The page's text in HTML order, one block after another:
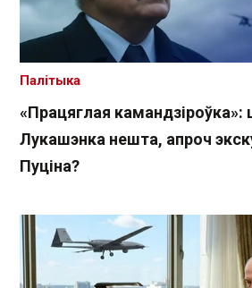
«Працяглая камандзіроўка»:
Лукашэнка нешта, апроч
Пуціна?
Палітыка